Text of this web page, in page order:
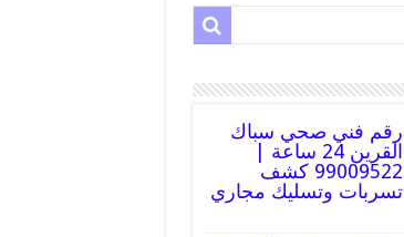
رقم فني صحي سباك
القرين 24 ساعة |
99009522 كشف
تسربات وتسليك مجاري